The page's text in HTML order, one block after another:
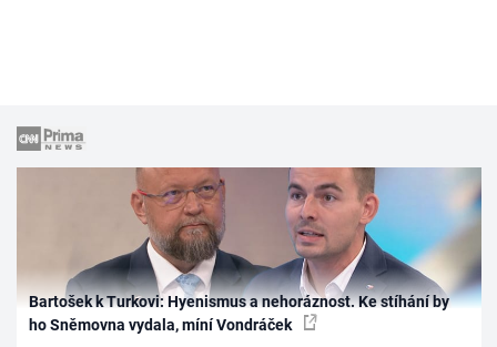
Bartošek k Turkovi: Hyenismus a nehoráznost. Ke stíhání by
ho Sněmovna vydala, míní Vondráček